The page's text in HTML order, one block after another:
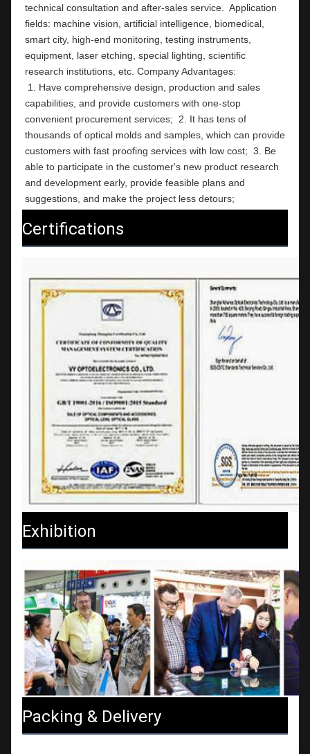
technical consultation and after-sales service.  Application
fields: machine vision, artificial intelligence, biomedical,
smart city, high-end monitoring, testing instruments,
equipment, laser etching, special lighting, scientific
capabilities, and provide customers with one-stop
convenient procurement services;  2. It has tens of
thousands of optical molds and samples, which can provide
customers with fast proofing services with low cost;  3. Be
able to participate in the customer's new product research
and development early, provide feasible plans and
suggestions, and make the project less detours;
Certifications
Exhibition
Packing & Delivery